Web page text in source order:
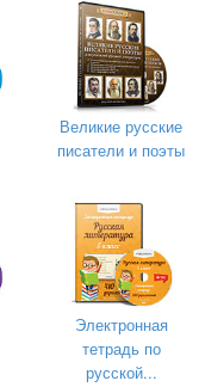
Великие русские
писатели и поэты
Электронная
тетрадь по
русской...